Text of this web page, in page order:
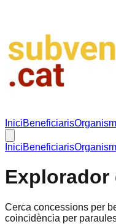
IniciBeneficiaris
IniciBeneficiaris
Cerca concessions per
coincidència per